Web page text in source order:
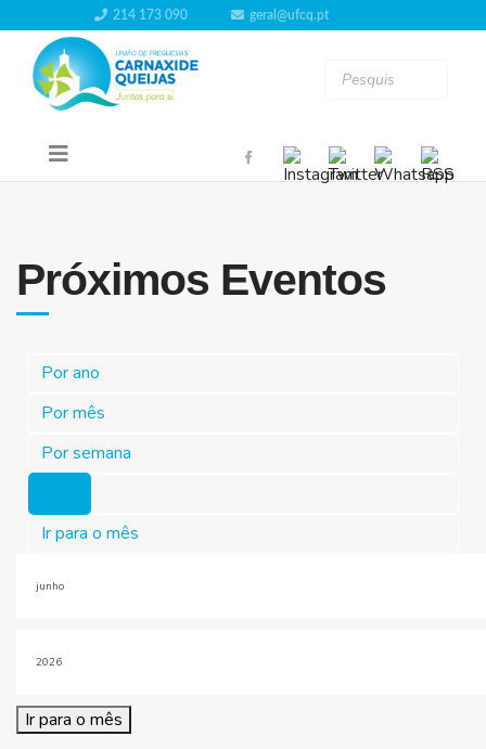
214 173 090 geral@ufcq.pt
Próximos Eventos
Por ano
Por mês
Por semana
Ir para o mês
Ir para o mês